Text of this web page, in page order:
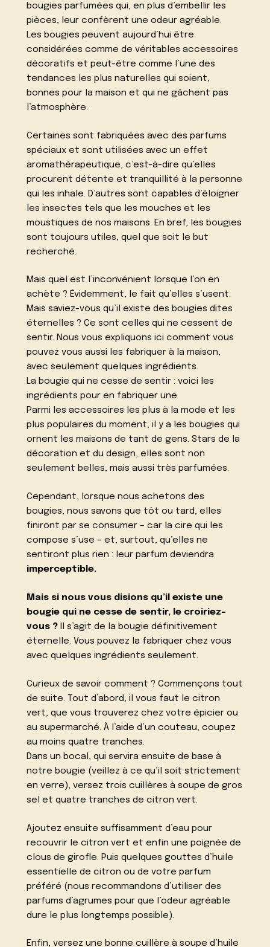
bougies parfumées qui, en plus d’embellir les
pièces, leur confèrent une odeur agréable.
Les bougies peuvent aujourd’hui être
considérées comme de véritables accessoires
décoratifs et peut-être comme l’une des
tendances les plus naturelles qui soient,
bonnes pour la maison et qui ne gâchent pas
l’atmosphère.
Certaines sont fabriquées avec des parfums
spéciaux et sont utilisées avec un effet
aromathérapeutique, c’est-à-dire qu’elles
procurent détente et tranquillité à la personne
qui les inhale. D’autres sont capables d’éloigner
les insectes tels que les mouches et les
moustiques de nos maisons. En bref, les bougies
sont toujours utiles, quel que soit le but
recherché.
Mais quel est l’inconvénient lorsque l’on en
achète ? Évidemment, le fait qu’elles s’usent.
Mais saviez-vous qu’il existe des bougies dites
éternelles ? Ce sont celles qui ne cessent de
sentir. Nous vous expliquons ici comment vous
pouvez vous aussi les fabriquer à la maison,
avec seulement quelques ingrédients.
La bougie qui ne cesse de sentir : voici les
ingrédients pour en fabriquer une
Parmi les accessoires les plus à la mode et les
plus populaires du moment, il y a les bougies qui
ornent les maisons de tant de gens. Stars de la
décoration et du design, elles sont non
seulement belles, mais aussi très parfumées.
Cependant, lorsque nous achetons des
bougies, nous savons que tôt ou tard, elles
finiront par se consumer – car la cire qui les
compose s’use – et, surtout, qu’elles ne
sentiront plus rien : leur parfum deviendra
imperceptible.
Mais si nous vous disions qu’il existe une
bougie qui ne cesse de sentir, le croiriez-
vous ? Il s’agit de la bougie définitivement
éternelle. Vous pouvez la fabriquer chez vous
avec quelques ingrédients seulement.
Curieux de savoir comment ? Commençons tout
de suite. Tout d’abord, il vous faut le citron
vert, que vous trouverez chez votre épicier ou
au supermarché. À l’aide d’un couteau, coupez
au moins quatre tranches.
Dans un bocal, qui servira ensuite de base à
notre bougie (veillez à ce qu’il soit strictement
en verre), versez trois cuillères à soupe de gros
sel et quatre tranches de citron vert.
Ajoutez ensuite suffisamment d’eau pour
recouvrir le citron vert et enfin une poignée de
clous de girofle. Puis quelques gouttes d’huile
essentielle de citron ou de votre parfum
préféré (nous recommandons d’utiliser des
parfums d’agrumes pour que l’odeur agréable
dure le plus longtemps possible).
Enfin, versez une bonne cuillère à soupe d’huile